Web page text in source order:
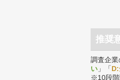
推奨
調査企
い 」「
※10段階